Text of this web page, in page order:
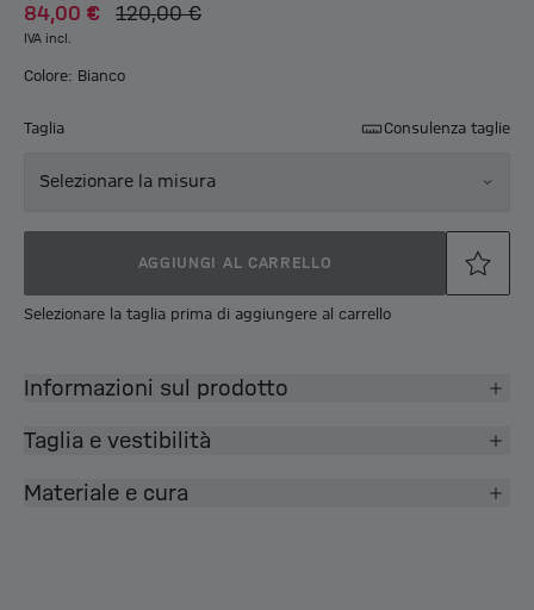
84,00 € 120,00 €
IVA incl.
Colore: Bianco
Taglia Consulenza taglie
Selezionare la misura
AGGIUNGI AL CARRELLO
Selezionare la taglia prima di aggiungere al carrello
Informazioni sul prodotto
Taglia e vestibilità
Materiale e cura